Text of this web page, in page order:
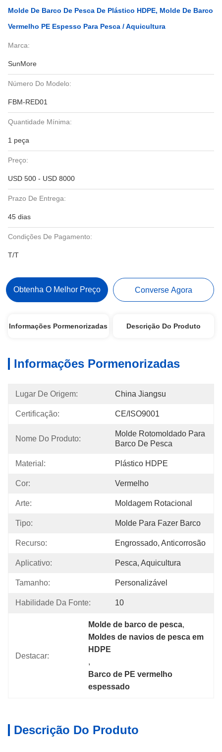
Molde De Barco De Pesca De Plástico HDPE, Molde De Barco
Vermelho PE Espesso Para Pesca / Aquicultura
Marca:
SunMore
Número Do Modelo:
FBM-RED01
Quantidade Mínima:
1 peça
Preço:
USD 500 - USD 8000
Prazo De Entrega:
45 dias
Condições De Pagamento:
T/T
Obtenha O Melhor Preço Converse Agora
Informações Pormenorizadas Descrição Do Produto
Informações Pormenorizadas
Lugar De Origem: China Jiangsu
Certificação: CE/ISO9001
Nome Do Produto:
Molde Rotomoldado Para
Barco De Pesca
Material: Plástico HDPE
Cor: Vermelho
Arte: Moldagem Rotacional
Tipo: Molde Para Fazer Barco
Recurso: Engrossado, Anticorrosão
Aplicativo: Pesca, Aquicultura
Tamanho: Personalizável
Habilidade Da Fonte: 10
Destacar:
Molde de barco de pesca,
Moldes de navios de pesca em
HDPE
,
Barco de PE vermelho
espessado
Descrição Do Produto